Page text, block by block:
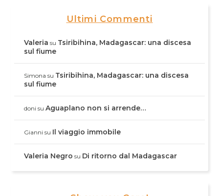
Ultimi Commenti
Valeria su Tsiribihina, Madagascar: una discesa
sul fiume
Simona su Tsiribihina, Madagascar: una discesa
sul fiume
doni suAguaplano non si arrende…
Gianni su Il viaggio immobile
Valeria Negro su Di ritorno dal Madagascar